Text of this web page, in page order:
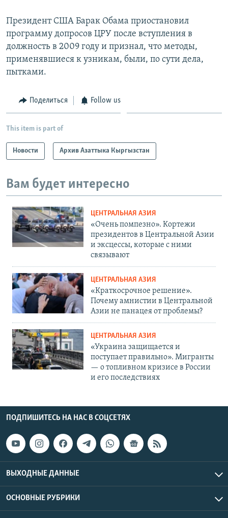
Президент США Барак Обама приостановил
программу допросов ЦРУ после вступления в
должность в 2009 году и признал, что методы,
применявшиеся к узникам, были, по сути дела,
пытками.
Поделиться Follow us
This item is part of
Новости Архив Азаттыка Кыргызстан
Вам будет интересно
ЦЕНТРАЛЬНАЯ АЗИЯ
«Очень помпезно». Кортежи
президентов в Центральной Азии
и эксцессы, которые с ними
связывают
ЦЕНТРАЛЬНАЯ АЗИЯ
«Краткосрочное решение».
Почему амнистии в Центральной
Азии не панацея от проблемы?
ЦЕНТРАЛЬНАЯ АЗИЯ
«Украина защищается и
поступает правильно». Мигранты
— о топливном кризисе в России
и его последствиях
ПОДПИШИТЕСЬ НА НАС В СОЦСЕТЯХ
ВЫХОДНЫЕ ДАННЫЕ
ОСНОВНЫЕ РУБРИКИ